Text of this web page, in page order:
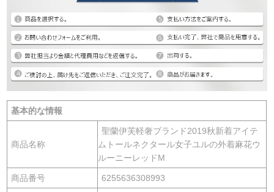
基本的な情報
商品名称
聖蘭伊芙軽奢ブランド2019秋新着アイテ
ムトールネクタール女子ユルの外着麻花ウ
ルーニーレッドM
商品番号 6255636308993